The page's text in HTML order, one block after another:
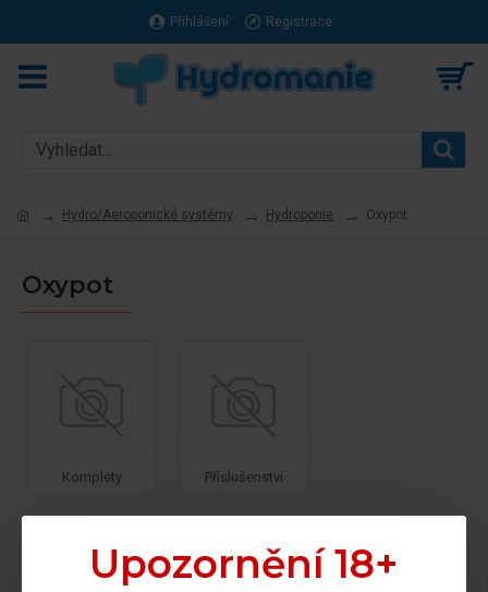
Upozornění 18+
Přihlášení Registrace
Hydro/Aeroponické systémy Hydroponie Oxypot
Oxypot
Komplety Příslušenství
Doprava a podmínky